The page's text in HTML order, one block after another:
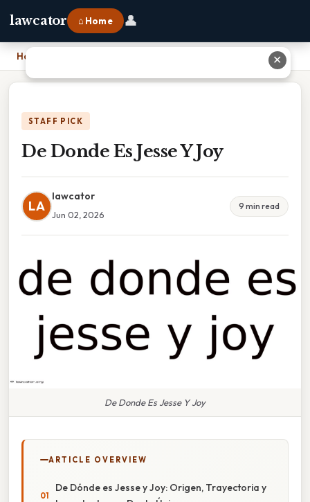
lawcator ⌂ Home 👤
Home
STAFF PICK
De Donde Es Jesse Y Joy
LA
lawcator
Jun 02, 2026
9 min read
De Donde Es Jesse Y Joy
ARTICLE OVERVIEW
De Dónde es Jesse y Joy: Origen, Trayectoria y
✕